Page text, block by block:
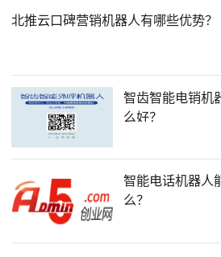
北推云口碑营销机器人有哪些优势？
智齿智能电销机
么好？
智能电话机器人
么？